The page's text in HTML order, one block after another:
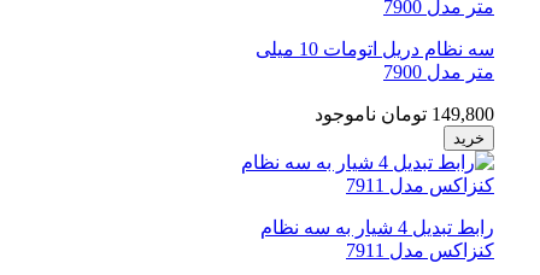
سه نظام دریل اتومات 10 میلی
متر مدل 7900
149,800 تومان ناموجود
رابط تبدیل 4 شیار به سه نظام
کنزاکس مدل 7911